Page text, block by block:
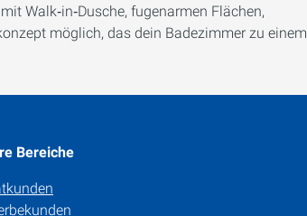
Walk‑in‑Dusche, fugenarmen Flächen,
möglich, das dein Badezimmer zu einem
Bereiche